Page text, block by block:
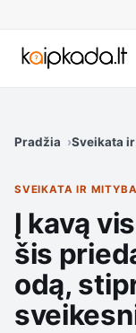
Pradžia Sveikata
SVEIKATA IR MITYBA
Į kavą
šis
odą,